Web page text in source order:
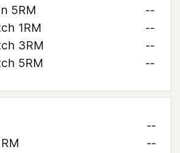
5RM
--
1RM
--
3RM
--
5RM
--
--
--